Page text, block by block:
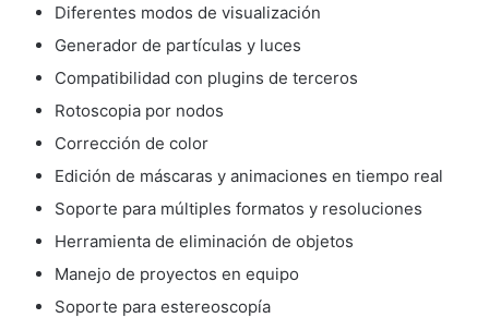
Diferentes modos de visualización
Generador de partículas y luces
Compatibilidad con plugins de terceros
Rotoscopia por nodos
Corrección de color
Edición de máscaras y animaciones en tiempo real
Soporte para múltiples formatos y resoluciones
Herramienta de eliminación de objetos
Manejo de proyectos en equipo
Soporte para estereoscopía